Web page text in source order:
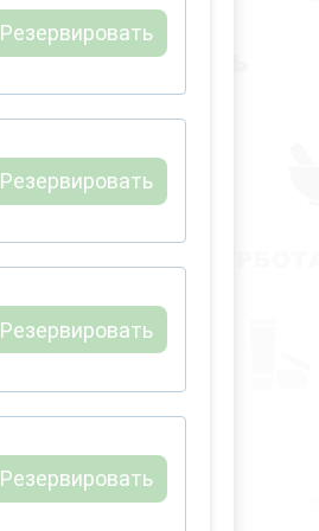
Резервировать
Резервировать
Резервировать
Резервировать